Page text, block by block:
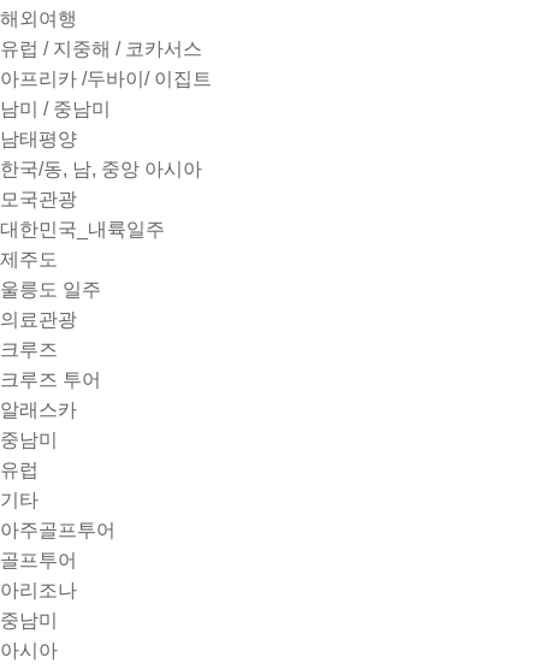
해외여행
유럽 / 지중해 / 코카서스
아프리카 /두바이/ 이집트
남미 / 중남미
남태평양
한국/동, 남, 중앙 아시아
모국관광
대한민국_내륙일주
제주도
울릉도 일주
의료관광
크루즈
크루즈 투어
알래스카
중남미
유럽
기타
아주골프투어
골프투어
아리조나
중남미
아시아